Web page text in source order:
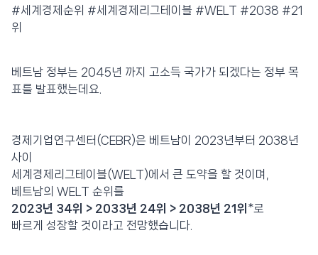
#세계경제순위 #세계경제리그테이블 #WELT #2038 #21
위
베트남 정부는 2045년 까지 고소득 국가가 되겠다는 정부 목
표를 발표했는데요.
경제기업연구센터(CEBR)은 베트남이 2023년부터 2038년
사이
세계경제리그테이블(WELT)에서 큰 도약을 할 것이며,
베트남의 WELT 순위를
2023년 34위 > 2033년 24위 > 2038년 21위 *로
빠르게 성장할 것이라고 전망했습니다.